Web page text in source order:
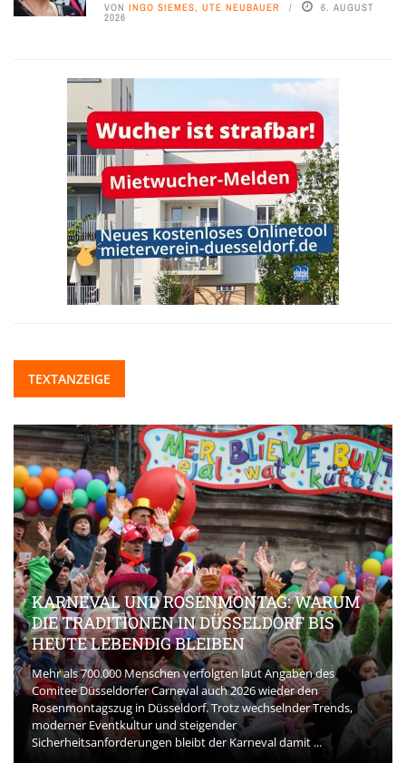
VON INGO SIEMES, UTE NEUBAUER 6. AUGUST
2026
TEXTANZEIGE
KARNEVAL UND ROSENMONTAG: WARUM
DIE TRADITIONEN IN DÜSSELDORF BIS
HEUTE LEBENDIG BLEIBEN
Mehr als 700.000 Menschen verfolgten laut Angaben des
Comitee Düsseldorfer Carneval auch 2026 wieder den
Rosenmontagszug in Düsseldorf. Trotz wechselnder Trends,
moderner Eventkultur und steigender
Sicherheitsanforderungen bleibt der Karneval damit ...